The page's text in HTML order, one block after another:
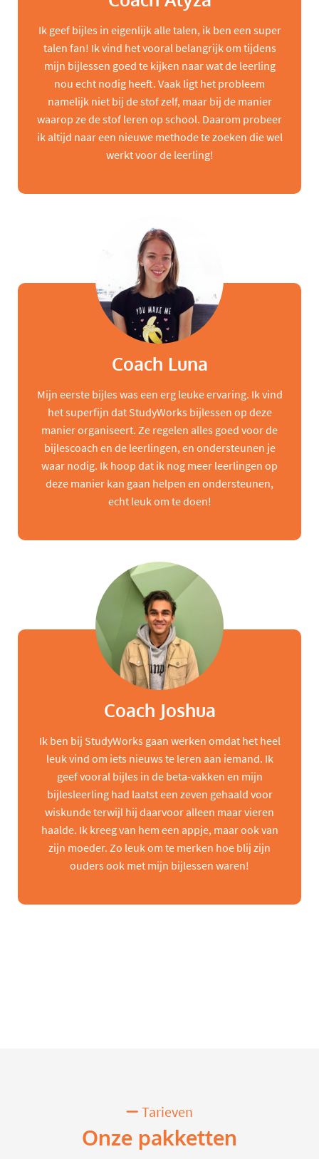
Ik geef bijles in eigenlijk alle talen, ik ben een super
talen fan! Ik vind het vooral belangrijk om tijdens
mijn bijlessen goed te kijken naar wat de leerling
nou echt nodig heeft. Vaak ligt het probleem
namelijk niet bij de stof zelf, maar bij de manier
waarop ze de stof leren op school. Daarom probeer
ik altijd naar een nieuwe methode te zoeken die wel
werkt voor de leerling!
Coach Luna
Mijn eerste bijles was een erg leuke ervaring. Ik vind
het superfijn dat StudyWorks bijlessen op deze
manier organiseert. Ze regelen alles goed voor de
bijlescoach en de leerlingen, en ondersteunen je
waar nodig. Ik hoop dat ik nog meer leerlingen op
deze manier kan gaan helpen en ondersteunen,
echt leuk om te doen!
Coach Joshua
Ik ben bij StudyWorks gaan werken omdat het heel
leuk vind om iets nieuws te leren aan iemand. Ik
geef vooral bijles in de beta-vakken en mijn
bijlesleerling had laatst een zeven gehaald voor
wiskunde terwijl hij daarvoor alleen maar vieren
haalde. Ik kreeg van hem een appje, maar ook van
zijn moeder. Zo leuk om te merken hoe blij zijn
ouders ook met mijn bijlessen waren!
Tarieven
Onze pakketten